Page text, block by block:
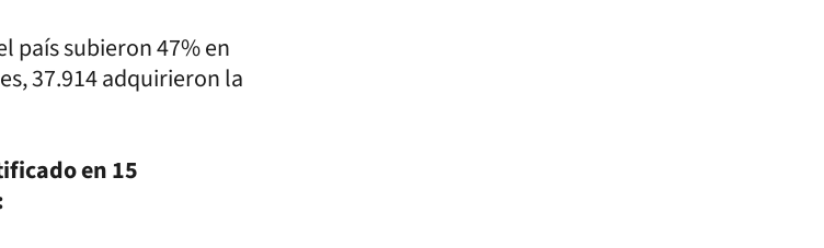
país subieron 47% en
37.914 adquirieron la
en 15